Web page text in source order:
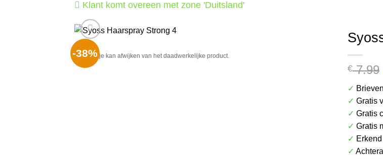
Klant komt overeen met zone 'Duitsland'
-38%
Het plaatje kan afwijken van het daadwerkelijke product.
€7.99
✓
✓ Gratis
✓ Gratis
✓ Gratis
✓
✓